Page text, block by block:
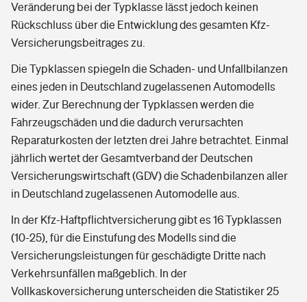
Veränderung bei der Typklasse lässt jedoch keinen
Rückschluss über die Entwicklung des gesamten Kfz-
Versicherungsbeitrages zu.
Die Typklassen spiegeln die Schaden- und Unfallbilanzen
eines jeden in Deutschland zugelassenen Automodells
wider. Zur Berechnung der Typklassen werden die
Fahrzeugschäden und die dadurch verursachten
Reparaturkosten der letzten drei Jahre betrachtet. Einmal
jährlich wertet der Gesamtverband der Deutschen
Versicherungswirtschaft (GDV) die Schadenbilanzen aller
in Deutschland zugelassenen Automodelle aus.
In der Kfz-Haftpflichtversicherung gibt es 16 Typklassen
(10-25), für die Einstufung des Modells sind die
Versicherungsleistungen für geschädigte Dritte nach
Verkehrsunfällen maßgeblich. In der
Vollkaskoversicherung unterscheiden die Statistiker 25